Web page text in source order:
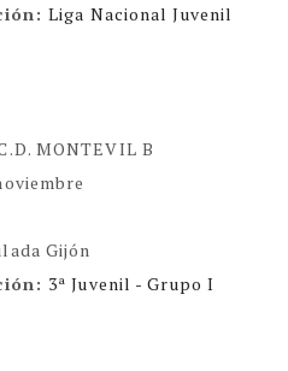
Liga Nacional Juvenil
MONTEVIL B
Gijón
: 3ª Juvenil - Grupo I